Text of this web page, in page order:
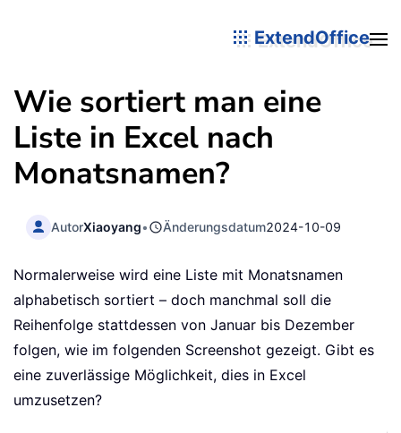
ExtendOffice
Wie sortiert man eine
Liste in Excel nach
Monatsnamen?
AutorXiaoyang• Änderungsdatum2024-10-09
Normalerweise wird eine Liste mit Monatsnamen
alphabetisch sortiert – doch manchmal soll die
Reihenfolge stattdessen von Januar bis Dezember
folgen, wie im folgenden Screenshot gezeigt. Gibt es
eine zuverlässige Möglichkeit, dies in Excel
umzusetzen?